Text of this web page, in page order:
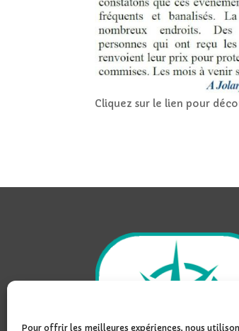
Pour offrir les meilleures expériences, nous
Cliquez sur le lien pour